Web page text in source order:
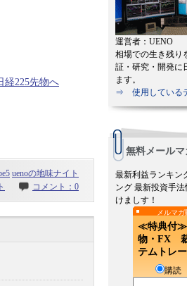
uenoの地味ナイト
コメント：0
運営者：UENO
相場での生き残り
証・研究・開発に
ます。
⇒ 使用している
無料メール
最新利益ランキン
ング 最新投資手
けましす！
メルマ
≪特典付≫
物・FX
テムトレ
購読